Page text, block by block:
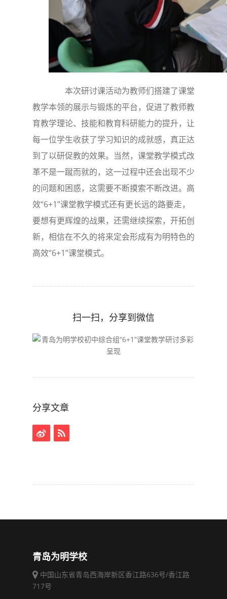
本次研讨课活动为教师们搭建了课堂
教学本领的展示与锻炼的平台，促进了教师教
育教学理论、技能和教育科研能力的提升，让
每一位学生收获了学习知识的成就感，真正达
到了以研促教的效果。当然，课堂教学模式改
革不是一蹴而就的，这一过程中还会出现不少
的问题和困惑，这需要不断摸索不断改进。高
效“6+1”课堂教学模式还有更长远的路要走，
要想有更辉煌的战果，还需继续探索，开拓创
新，相信在不久的将来定会形成有为明特色的
高效“6+1”课堂模式。
扫一扫，分享到微信
分享文章
青岛为明学校
中国山东省青岛西海岸新区香江路636号/香江路
717号